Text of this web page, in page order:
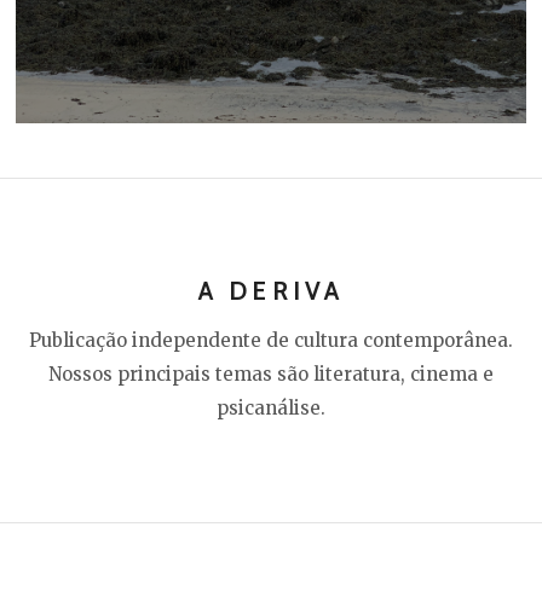
A DERIVA
Publicação independente de cultura contemporânea.
Nossos principais temas são literatura, cinema e
psicanálise.